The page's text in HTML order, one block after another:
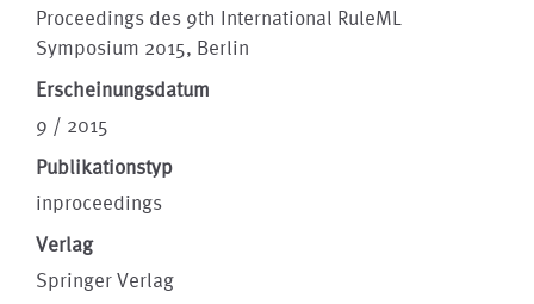
Proceedings des 9th International RuleML
Symposium 2015, Berlin
Erscheinungsdatum
9 / 2015
Publikationstyp
inproceedings
Verlag
Springer Verlag